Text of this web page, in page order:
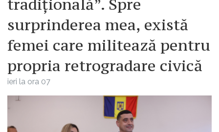
tradițională”. Spre
surprinderea mea, există
femei care militează pentru
propria retrogradare civică
ieri la ora 07